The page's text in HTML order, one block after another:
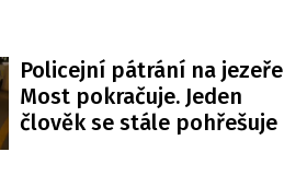
Policejní pátrání na jezeře
Most pokračuje. Jeden
člověk se stále pohřešuje